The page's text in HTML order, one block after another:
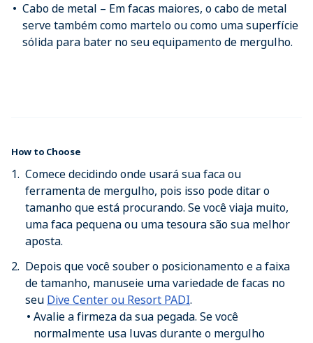
Cabo de metal – Em facas maiores, o cabo de metal
serve também como martelo ou como uma superfície
sólida para bater no seu equipamento de mergulho.
How to Choose
Comece decidindo onde usará sua faca ou
ferramenta de mergulho, pois isso pode ditar o
tamanho que está procurando. Se você viaja muito,
uma faca pequena ou uma tesoura são sua melhor
aposta.
Depois que você souber o posicionamento e a faixa
de tamanho, manuseie uma variedade de facas no
seu Dive Center ou Resort PADI.
Avalie a firmeza da sua pegada. Se você
normalmente usa luvas durante o mergulho